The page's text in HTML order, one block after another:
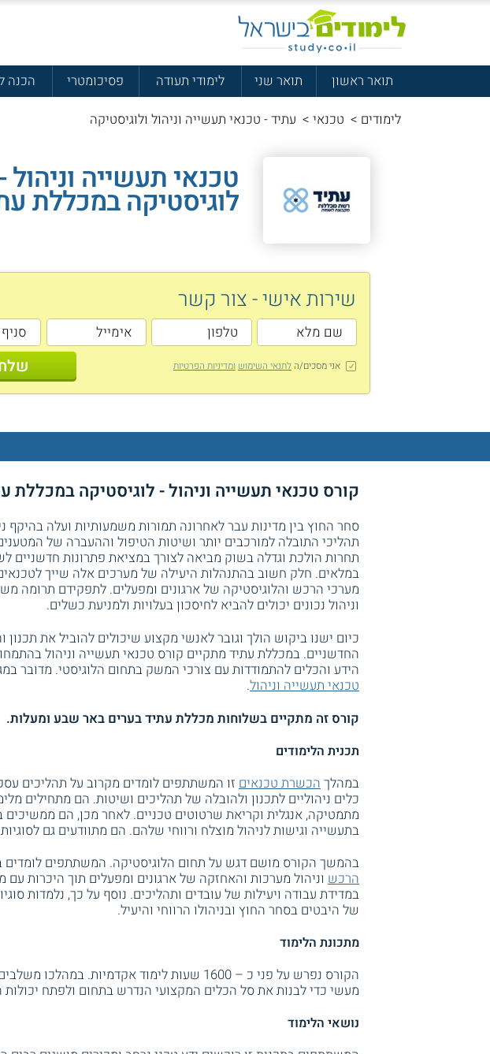
תואר ראשון תואר שני לימודי תעודה פסיכומטרי הכנה
לימודים > טכנאי > עתיד - טכנאי תעשייה וניהול ולוגיסטיקה
טכנאי תעשייה וניהול -
לוגיסטיקה במכללת
שירות אישי - צור קשר
אני מסכים/הלתנאי השימוש ומדיניות הפרטיות
קורס טכנאי תעשייה וניהול - לוגיסטיקה במכללת
סחר החוץ בין מדינות עבר לאחרונה תמורות משמעותיות ועלה בהיקף
תהליכי התובלה למורכבים יותר ושיטות הטיפול וההעברה של
תחרות הולכת וגדלה בשוק מביאה לצורך במציאת פתרונות חדשניים
במלאים. חלק חשוב בהתנהלות היעילה של מערכים אלה שייך
מערכי הרכש והלוגיסטיקה של ארגונים ומפעלים. לתפקידם תרומה
וניהול נכונים יכולים להביא לחיסכון בעלויות ולמניעת כשלים.
כיום ישנו ביקוש הולך וגובר לאנשי מקצוע שיכולים להוביל את
החדשניים. במכללת עתיד מתקיים קורס טכנאי תעשייה וניהול
הידע והכלים להתמודדות עם צורכי המשק בתחום הלוגיסטי. מדובר
טכנאי תעשייה וניהול.
קורס זה מתקיים בשלוחות מכללת עתיד בערים באר שבע ומעלות.
תכנית הלימודים
במהלךהכשרת טכנאים זו המשתתפים לומדים מקרוב על תהליכים
כלים ניהוליים לתכנון ולהובלה של תהליכים ושיטות. הם מתחילים
מתמטיקה, אנגלית וקריאת שרטוטים טכניים. לאחר מכן, הם ממשיכים
בתעשייה וגישות לניהול מוצלח ורווחי שלהם. הם מתוודעים גם
בהמשך הקורס מושם דגש על תחום הלוגיסטיקה. המשתתפים לומדים
הרכש וניהול מערכות והאחזקה של ארגונים ומפעלים תוך היכרות עם
במדידת עבודה ויעילות של עובדים ותהליכים. נוסף על כך, נלמדות
של היבטים בסחר החוץ ובניהולו הרווחי והיעיל.
מתכונת הלימוד
הקורס נפרש על פני כ – 1600 שעות לימוד אקדמיות.
מעשי כדי לבנות את סל הכלים המקצועי הנדרש בתחום ולפתח יכולות
נושאי הלימוד